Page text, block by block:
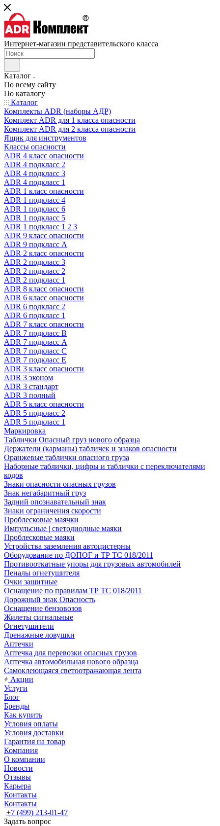
Интернет-магазин представительского класса
Каталог
По всему сайту
По каталогу
Каталог
Комплекты ADR (наборы АДР)
Комплект ADR для 1 класса опасности
Комплект ADR для 2 класса опасности
Ящик для инструментов
Классы опасности
ADR 4 класс опасности
ADR 4 подкласс 2
ADR 4 подкласс 3
ADR 4 подкласс 1
ADR 1 класс опасности
ADR 1 подкласс 4
ADR 1 подкласс 6
ADR 1 подкласс 5
ADR 1 подкласс 1 2 3
ADR 9 класс опасности
ADR 9 подкласс A
ADR 2 класс опасности
ADR 2 подкласс 3
ADR 2 подкласс 2
ADR 2 подкласс 1
ADR 8 класс опасности
ADR 6 класс опасности
ADR 6 подкласс 2
ADR 6 подкласс 1
ADR 7 класс опасности
ADR 7 подкласс B
ADR 7 подкласс A
ADR 7 подкласс C
ADR 7 подкласс E
ADR 3 класс опасности
ADR 3 эконом
ADR 3 стандарт
ADR 3 полный
ADR 5 класс опасности
ADR 5 подкласс 2
ADR 5 подкласс 1
Маркировка
Таблички Опасный груз нового образца
Держатели (карманы) табличек и знаков опасности
Оранжевые таблички опасного груза
Наборные таблички, цифры и таблички с переключателями
кодов
Знаки опасности опасных грузов
Знак негабаритный груз
Задний опознавательный знак
Знаки ограничения скорости
Проблесковые маячки
Импульсные | светодиодные маяки
Проблесковые маяки
Устройства заземления автоцистерны
Оборудование по ДОПОГ и ТР ТС 018/2011
Противооткатные упоры для грузовых автомобилей
Пеналы огнетушителя
Очки защитные
Оснащение по правилам ТР ТС 018/2011
Дорожный знак Опасность
Оснащение бензовозов
Жилеты сигнальные
Огнетушители
Дренажные ловушки
Аптечки
Аптечка для перевозки опасных грузов
Аптечка автомобильная нового образца
Самоклеющаяся светоотражающая лента
Акции
Услуги
Блог
Бренды
Как купить
Условия оплаты
Условия доставки
Гарантия на товар
Компания
О компании
Новости
Отзывы
Карьера
Контакты
Контакты
+7 (499) 213-01-47
Задать вопрос